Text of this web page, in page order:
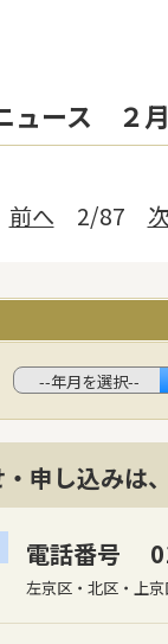
ュース ２
前へ 2/87
申し込みは
電話番号
左京区・北区・上